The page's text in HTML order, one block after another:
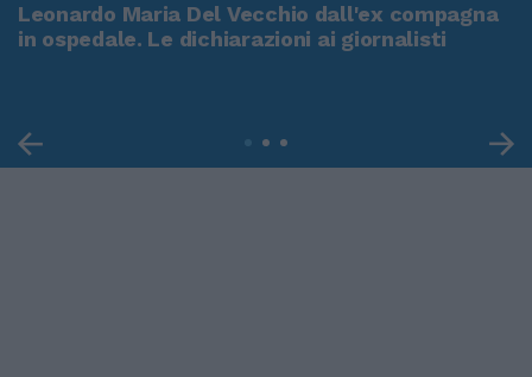
Leonardo Maria Del Vecchio dall'ex compagna
in ospedale. Le dichiarazioni ai giornalisti